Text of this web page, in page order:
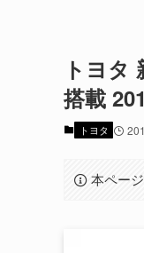
トヨタ
搭載
トヨタ
本ペー